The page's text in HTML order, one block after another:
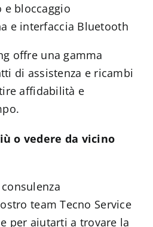
e bloccaggio
e interfaccia Bluetooth
offre una gamma
di assistenza e ricambi
affidabilità e
o vedere da vicino
team Tecno Service
per aiutarti a trovare la